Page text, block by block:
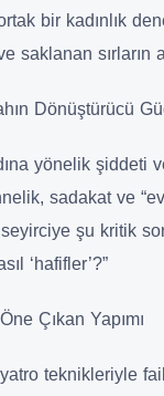
bir kadınlık
saklanan sırların
Dönüştürücü
yönelik şiddeti
sadakat ve
seyirciye şu kritik
‘hafifler’?”
Çıkan Yapımı
teknikleriyle